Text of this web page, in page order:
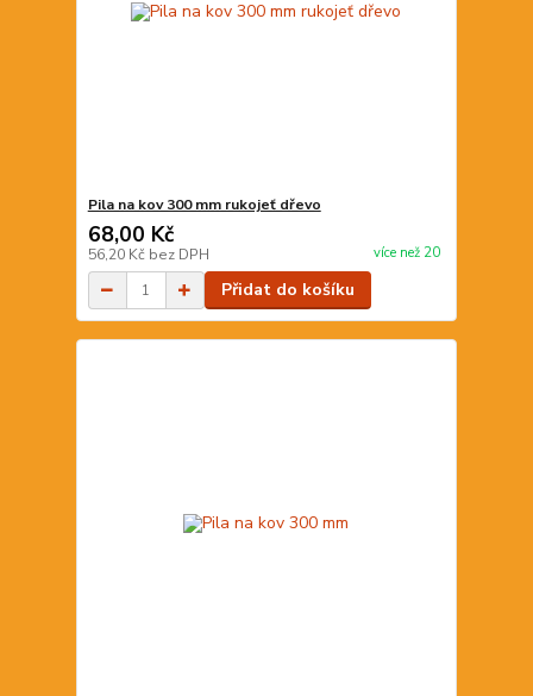
Pila na kov 300 mm rukojeť dřevo
68,00 Kč
56,20 Kč bez DPH více než 20
Přidat do košíku